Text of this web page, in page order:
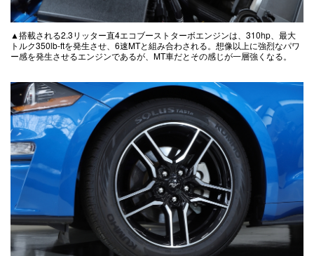
▲搭載される2.3リッター直4エコブーストターボエンジンは、310hp、最大
トルク350lb-ftを発生させ、6速MTと組み合わされる。想像以上に強烈なパワ
ー感を発生させるエンジンであるが、MT車だとその感じが一層強くなる。